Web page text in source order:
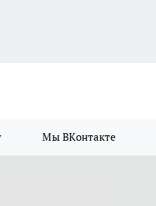
Мы ВКонтакте